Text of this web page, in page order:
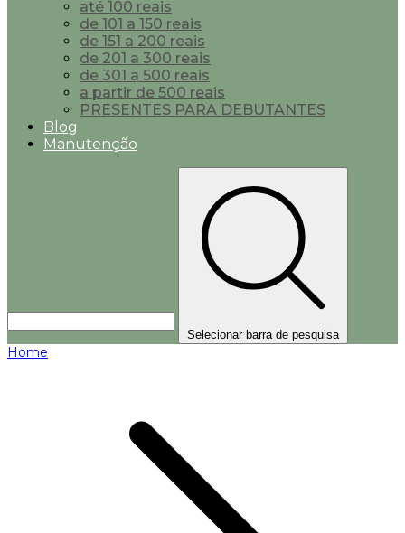
até 100 reais
de 101 a 150 reais
de 151 a 200 reais
de 201 a 300 reais
de 301 a 500 reais
a partir de 500 reais
PRESENTES PARA DEBUTANTES
Blog
Manutenção
Selecionar barra de pesquisa
Home